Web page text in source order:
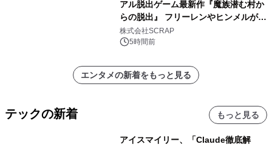
アル脱出ゲーム最新作『魔族潜む村か
らの脱出』 フリーレンやヒンメルが武
器を手に魔族を見据える描き下ろしメ
インビジュアル公開
株式会社SCRAP
5時間前
エンタメの新着をもっと見る
テックの新着 もっと見る
アイスマイリー、「Claude徹底解